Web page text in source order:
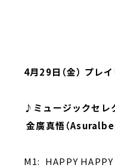
4月29日（金） プレ
♪ミュージックセレ
金廣真悟（
M1: HAPPY